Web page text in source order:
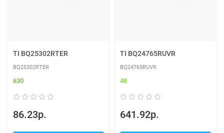
TI BQ25302RTER
BQ25302RTER
630
86.23р.
TI BQ24765RUVR
BQ24765RUVR
48
641.92р.